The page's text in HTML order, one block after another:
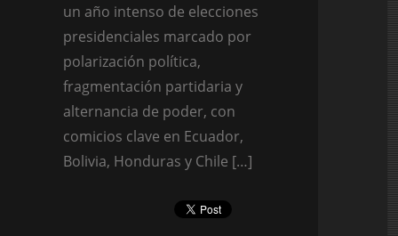
un año intenso de elecciones
presidenciales marcado por
polarización política,
fragmentación partidaria y
alternancia de poder, con
comicios clave en Ecuador,
Bolivia, Honduras y Chile […]